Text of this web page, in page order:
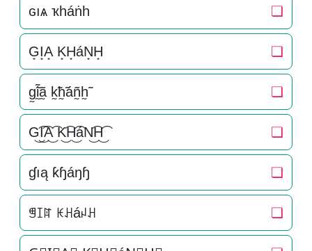
ɢıѧ ҡһáṅһ ❏
G͙I͙A͙ K͙H͙áN͙H͙ ❏
g̰̃ḭ̃ã̰ k̰̃h̰̃áñ̰h̰̃ ❏
G͜͡I͜͡A͜͡ K͜͡H͜͡áN͜͡H͜͡ ❏
ɠıą ƙɧáŋɧ ❏
ꁅꀤꍏ ꀘꃅáꈤꃅ ❏